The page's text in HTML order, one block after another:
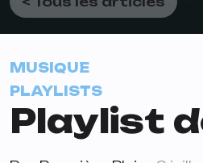
MUSIQUE
PLAYLISTS
Playlist